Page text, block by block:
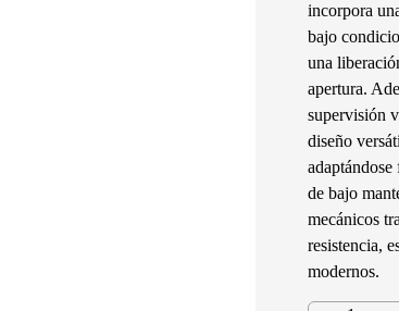
incorpora
bajo
una
apertura.
supervisión
diseño
de bajo
mecánicos
resistencia,
modernos.